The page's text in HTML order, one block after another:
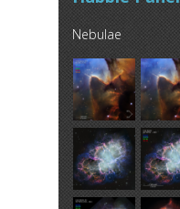
Nebulae